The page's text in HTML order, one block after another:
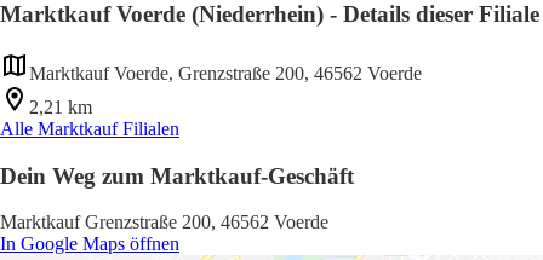
Marktkauf Voerde (Niederrhein) - Details dieser Filiale
Marktkauf Voerde, Grenzstraße 200, 46562 Voerde
2,21 km
Alle Marktkauf Filialen
Dein Weg zum Marktkauf-Geschäft
Marktkauf Grenzstraße 200, 46562 Voerde
In Google Maps öffnen